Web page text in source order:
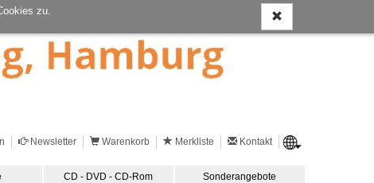
zu.
Newsletter Warenkorb Merkliste Kontakt
CD - DVD - CD-Rom Sonderangebote